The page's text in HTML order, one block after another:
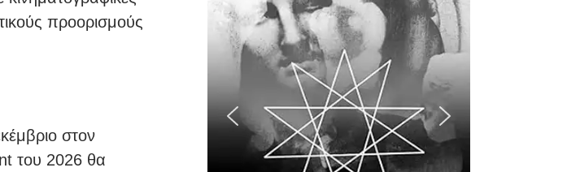
προορισμούς
στον
του 2026 θα